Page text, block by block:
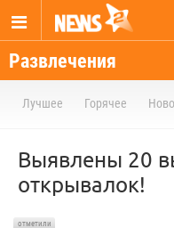
Развлечения
Лучшее Горячее
Выявлены 20
открывалок!
отметили